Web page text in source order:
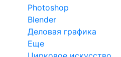
Photoshop
Blender
Деловая графика
Еще